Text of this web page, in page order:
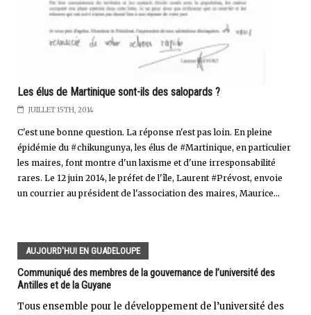
Les élus de Martinique sont-ils des salopards ?
JUILLET 15TH, 2014
C'est une bonne question. La réponse n'est pas loin. En pleine
épidémie du #chikungunya, les élus de #Martinique, en particulier
les maires, font montre d'un laxisme et d'une irresponsabilité
rares. Le 12 juin 2014, le préfet de l'île, Laurent #Prévost, envoie
un courrier au président de l'association des maires, Maurice...
AUJOURD'HUI EN GUADELOUPE
Communiqué des membres de la gouvernance de l’université des
Antilles et de la Guyane
Tous ensemble pour le développement de l’université des